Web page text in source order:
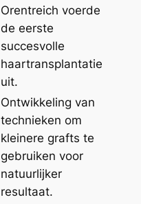
Orentreich voerde
de eerste
succesvolle
haartransplantatie
uit.
Ontwikkeling van
technieken om
kleinere grafts te
gebruiken voor
natuurlijker
resultaat.